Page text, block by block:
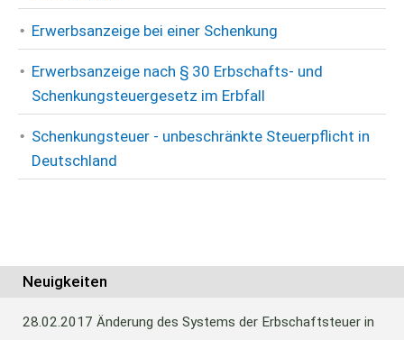
Erwerbsanzeige bei einer Schenkung
Erwerbsanzeige nach § 30 Erbschafts- und
Schenkungsteuergesetz im Erbfall
Schenkungsteuer - unbeschränkte Steuerpflicht in
Deutschland
Neuigkeiten
28.02.2017 Änderung des Systems der Erbschaftsteuer in